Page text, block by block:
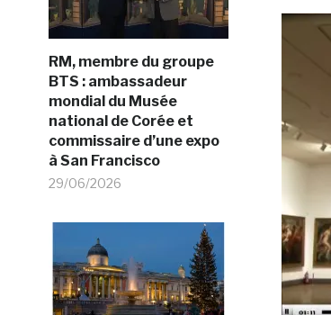
RM, membre du groupe
BTS : ambassadeur
mondial du Musée
national de Corée et
commissaire d’une expo
à San Francisco
29/06/2026